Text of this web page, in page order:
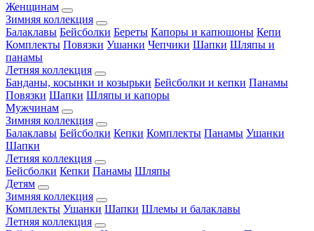
Женщинам
Зимняя коллекция
Балаклавы Бейсболки Береты Капоры и капюшоны Кепи
Комплекты Повязки Ушанки Чепчики Шапки Шляпы и
панамы
Летняя коллекция
Банданы, косынки и козырьки Бейсболки и кепки Панамы
Повязки Шапки Шляпы и капоры
Мужчинам
Зимняя коллекция
Балаклавы Бейсболки Кепки Комплекты Панамы Ушанки
Шапки
Летняя коллекция
Бейсболки Кепки Панамы Шляпы
Детям
Зимняя коллекция
Комплекты Ушанки Шапки Шлемы и балаклавы
Летняя коллекция